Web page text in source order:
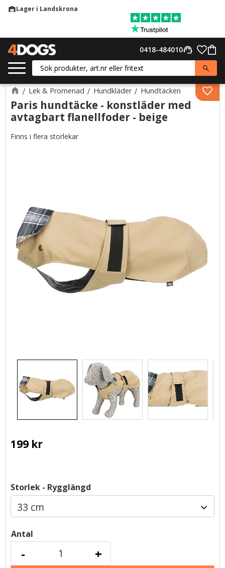
warehouseLager i Landskrona
support_agent
0418-484010
Lek & Promenad Hundkläder Hundtäcken
Paris hundtäcke - konstläder med
avtagbart flanellfoder - beige
Finns i flera storlekar
199kr
Storlek - Rygglängd
Antal
+
-